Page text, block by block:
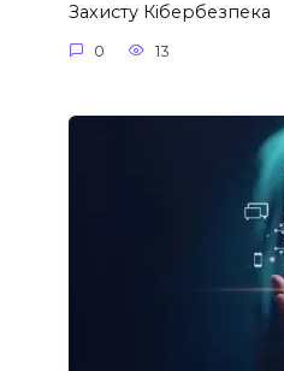
Захисту Кібербезпека
0 13